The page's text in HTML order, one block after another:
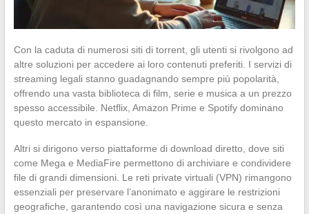
Con la caduta di numerosi siti di torrent, gli utenti si rivolgono ad
altre soluzioni per accedere ai loro contenuti preferiti. I servizi di
streaming legali stanno guadagnando sempre più popolarità,
offrendo una vasta biblioteca di film, serie e musica a un prezzo
spesso accessibile. Netflix, Amazon Prime e Spotify dominano
questo mercato in espansione.
Altri si dirigono verso piattaforme di download diretto, dove siti
come Mega e MediaFire permettono di archiviare e condividere
file di grandi dimensioni. Le reti private virtuali (VPN) rimangono
essenziali per preservare l’anonimato e aggirare le restrizioni
geografiche, garantendo così una navigazione sicura e senza